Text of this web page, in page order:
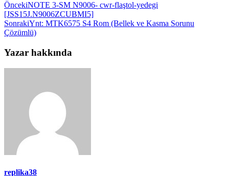
ÖncekiNOTE 3-SM N9006- cwr-flaştol-yedegi
[JSS15J.N9006ZCUBMI5]
SonrakiYnt: MTK6575 S4 Rom (Bellek ve Kasma Sorunu
Çözümlü)
Yazar hakkında
replika38